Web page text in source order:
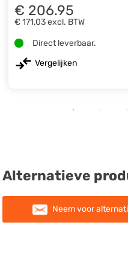
€ 206.95
€ 171,03excl. BTW
Direct leverbaar.
Vergelijken
Alternatieve
Neem voor